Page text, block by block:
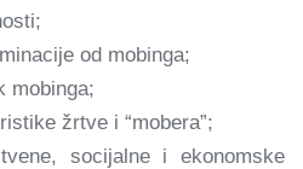
od mobinga;
mobinga;
žrtve i “mobera”;
socijalne i ekonomske